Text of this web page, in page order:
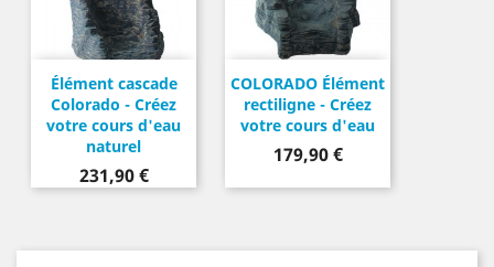
Élément cascade
Colorado - Créez
votre cours d'eau
naturel
Prix
231,90 €
COLORADO Élément
rectiligne - Créez
votre cours d'eau
Prix
179,90 €